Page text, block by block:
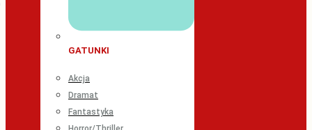
GATUNKI
Akcja
Dramat
Fantastyka